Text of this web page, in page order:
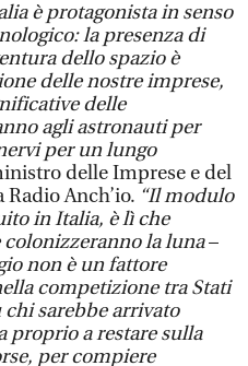
è protagonista in senso
la presenza di
dello spazio è
delle nostre imprese,
delle
agli astronauti per
per un lungo
delle Imprese e del
Radio Anch’io. “Il modulo
in Italia, è lì che
la luna–
non è un fattore
competizione tra Stati
chi sarebbe arrivato
proprio a restare sulla
per compiere